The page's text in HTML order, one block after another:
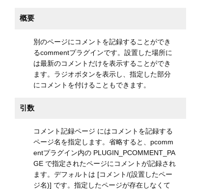
概要
別のページにコメントを記録することができ
るcommentプラグインです。設置した場所に
は最新のコメントだけを表示することができ
ます。ラジオボタンを表示し、指定した部分
にコメントを付けることもできます。
引数
コメント記録ページ にはコメントを記録する
ページ名を指定します。省略すると、pcomm
entプラグイン内の PLUGIN_PCOMMENT_PA
GE で指定されたページにコメントが記録され
ます。デフォルトは [コメント/(設置したペー
ジ名)] です。指定したページが存在しなくて